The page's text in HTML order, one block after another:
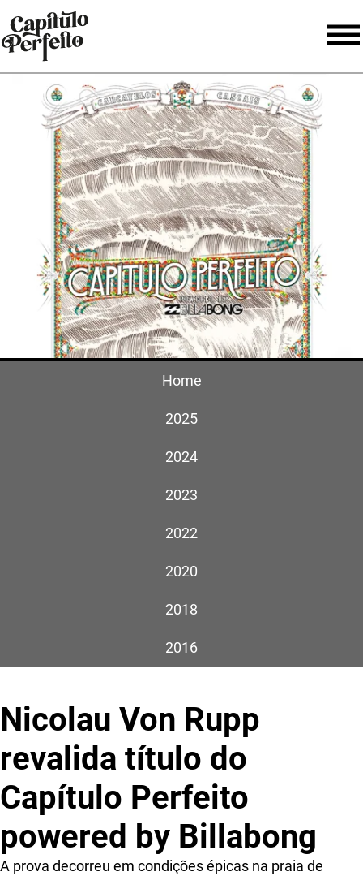
Home
2025
2024
2023
2022
2020
2018
2016
Nicolau Von Rupp
revalida título do
Capítulo Perfeito
powered by Billabong
A prova decorreu em condições épicas na praia de